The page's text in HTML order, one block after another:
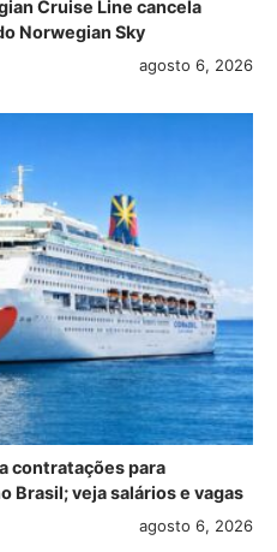
Cruise Line cancela
Norwegian Sky
agosto 6, 2026
contratações para
Brasil; veja salários e vagas
agosto 6, 2026